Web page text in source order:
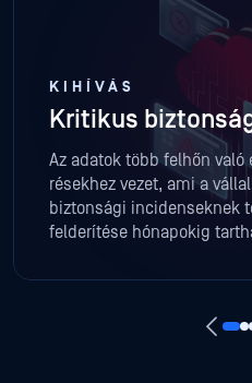
KIHÍVÁS
Kritikus
Az adatok több felhőn való
résekhez vezet, ami a
biztonsági incidenseknek
felderítése hónapokig